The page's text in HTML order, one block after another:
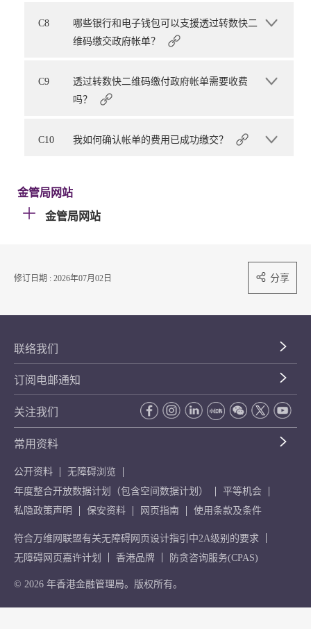
C8
哪些银行和电子钱包可以支援透过转数快二
维码缴交政府帐单？
C9
透过转数快二维码缴付政府帐单需要收费
吗？
C10 我如何确认帐单的费用已成功缴交？
金管局网站
金管局网站
修订日期 : 2026年07月02日 分享
联络我们
订阅电邮通知
关注我们
常用资料
公开资料
无障碍浏览
年度整合开放数据计划（包含空间数据计划）
平等机会
私隐政策声明
保安资料 网页指南 使用条款及条件
符合万维网联盟有关无障碍网页设计指引中2A级别的要求
无障碍网页嘉许计划
香港品牌 防贪咨询服务(CPAS)
© 2026 年香港金融管理局。版权所有。